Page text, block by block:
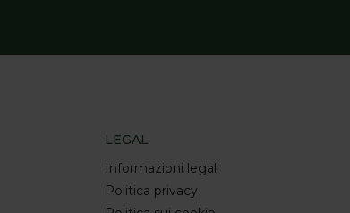
LEGAL
Informazioni legali
Politica privacy